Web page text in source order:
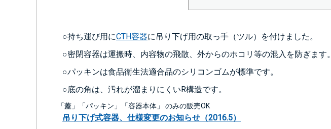
○持ち運び用にCTH容器に吊り下げ用の取っ手（ツル）を付けました。
○密閉容器は運搬時、内容物の飛散、外からのホコリ等の混入を防ぎます。
○パッキンは食品衛生法適合品のシリコンゴムが標準です。
○底の角は、汚れが溜まりにくいR構造です。
「蓋」「パッキン」「容器本体」 のみの販売OK
吊り下げ式容器、仕様変更のお知らせ（2016.5）